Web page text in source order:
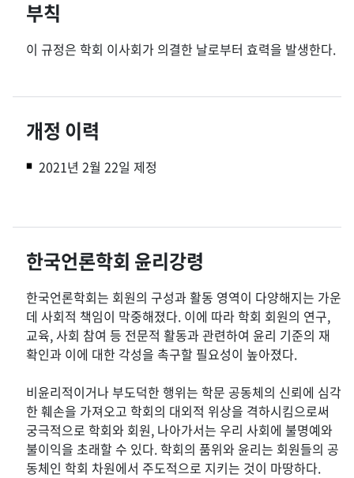
부칙
이 규정은 학회 이사회가 의결한 날로부터 효력을 발생한다.
개정 이력
2021년 2월 22일 제정
한국언론학회 윤리강령
한국언론학회는 회원의 구성과 활동 영역이 다양해지는 가운
데 사회적 책임이 막중해졌다. 이에 따라 학회 회원의 연구,
교육, 사회 참여 등 전문적 활동과 관련하여 윤리 기준의 재
확인과 이에 대한 각성을 촉구할 필요성이 높아졌다.
비윤리적이거나 부도덕한 행위는 학문 공동체의 신뢰에 심각
한 훼손을 가져오고 학회의 대외적 위상을 격하시킴으로써
궁극적으로 학회와 회원, 나아가서는 우리 사회에 불명예와
불이익을 초래할 수 있다. 학회의 품위와 윤리는 회원들의 공
동체인 학회 차원에서 주도적으로 지키는 것이 마땅하다.